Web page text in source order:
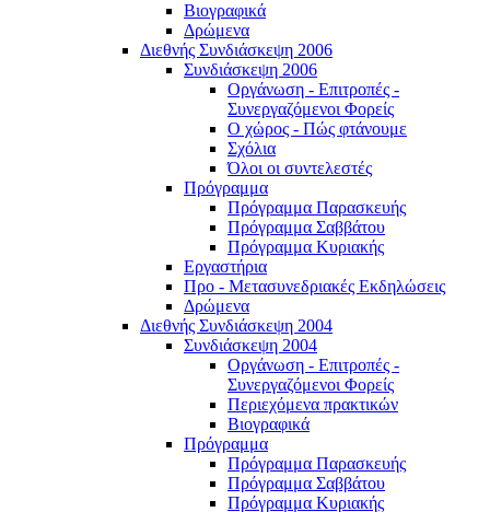
Βιογραφικά
Δρώμενα
Διεθνής Συνδιάσκεψη 2006
Συνδιάσκεψη 2006
Οργάνωση - Επιτροπές -
Συνεργαζόμενοι Φορείς
Ο χώρος - Πώς φτάνουμε
Σχόλια
Όλοι οι συντελεστές
Πρόγραμμα
Πρόγραμμα Παρασκευής
Πρόγραμμα Σαββάτου
Πρόγραμμα Κυριακής
Εργαστήρια
Προ - Μετασυνεδριακές Εκδηλώσεις
Δρώμενα
Διεθνής Συνδιάσκεψη 2004
Συνδιάσκεψη 2004
Οργάνωση - Επιτροπές -
Συνεργαζόμενοι Φορείς
Περιεχόμενα πρακτικών
Βιογραφικά
Πρόγραμμα
Πρόγραμμα Παρασκευής
Πρόγραμμα Σαββάτου
Πρόγραμμα Κυριακής